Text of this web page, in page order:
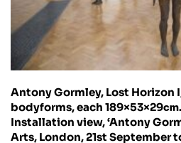
Antony Gormley, Lost Horizon
bodyforms, each 189×53×29㎝.
Installation view, ‘Antony
Arts, London, 21st September